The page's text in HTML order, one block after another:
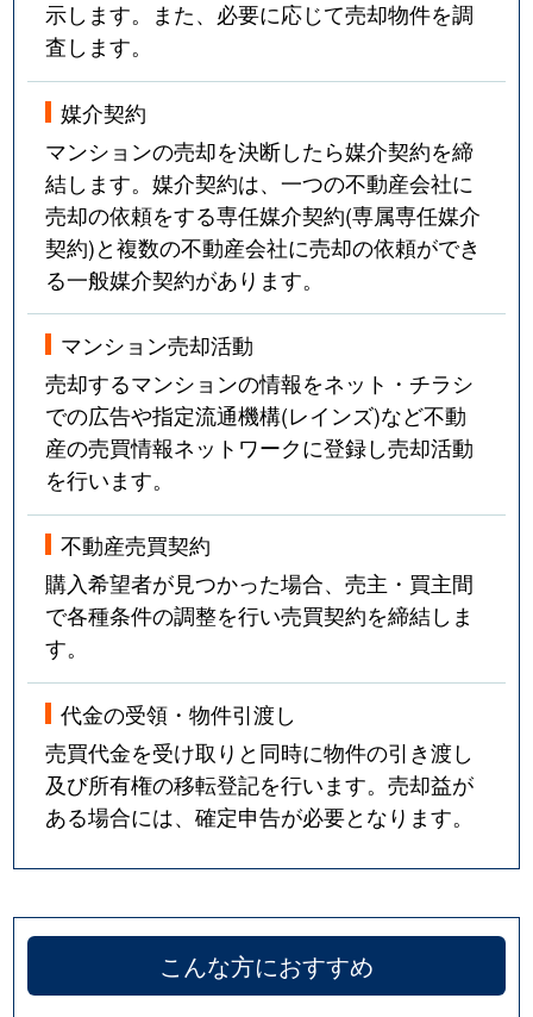
示します。また、必要に応じて売却物件を調
査します。
媒介契約
マンションの売却を決断したら媒介契約を締
結します。媒介契約は、一つの不動産会社に
売却の依頼をする専任媒介契約(専属専任媒介
契約)と複数の不動産会社に売却の依頼ができ
る一般媒介契約があります。
マンション売却活動
売却するマンションの情報をネット・チラシ
での広告や指定流通機構(レインズ)など不動
産の売買情報ネットワークに登録し売却活動
を行います。
不動産売買契約
購入希望者が見つかった場合、売主・買主間
で各種条件の調整を行い売買契約を締結しま
す。
代金の受領・物件引渡し
売買代金を受け取りと同時に物件の引き渡し
及び所有権の移転登記を行います。売却益が
ある場合には、確定申告が必要となります。
こんな方におすすめ